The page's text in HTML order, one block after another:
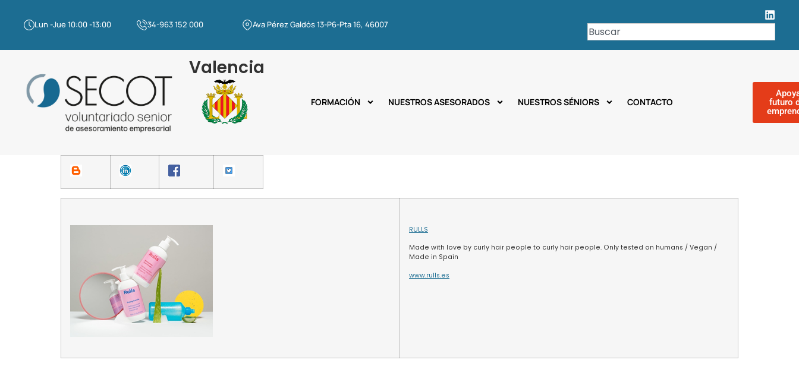
Lun -Jue 10:00 -13:00 34-963 152 000 Ava Pérez Galdós 13-P6-Pta 16, 46007
Valencia
FORMACIÓN NUESTROS ASESORADOS NUESTROS SÉNIORS CONTACTO
futuro
RULLS
Made with love by curly hair people to curly hair people. Only tested on humans / Vegan /
Made in Spain
www.rulls.es